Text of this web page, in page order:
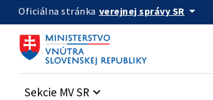
Preskocit na hlavný obsah
Oficiálna stránka verejnej správy SR arrow_drop_down
Sekcie MV SR keyboard_arrow_down